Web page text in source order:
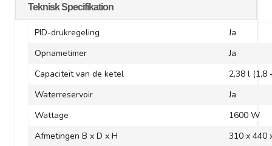
Teknisk Specifikation
PID-drukregeling
Ja
Opnametimer
Ja
Capaciteit van de ketel
2,38 l (1,8
Waterreservoir
Ja
Wattage
1600 W
Afmetingen B x D x H
310 x 440